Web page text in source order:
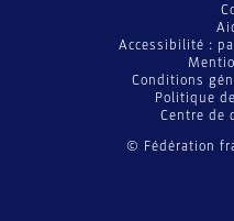
© Fédération
Accessibilité :
Conditions
Politique
Centre de